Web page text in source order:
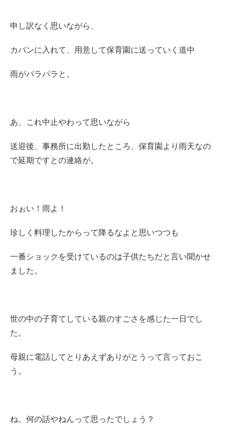
申し訳なく思いながら、
カバンに入れて、用意して保育園に送っていく道中
雨がパラパラと。
あ、これ中止やわって思いながら
送迎後、事務所に出勤したところ、保育園より雨天なの
で延期ですとの連絡が。
おぉい！雨よ！
珍しく料理したからって降るなよと思いつつも
一番ショックを受けているのは子供たちだと言い聞かせ
ました。
世の中の子育てしている親のすごさを感じた一日でし
た。
母親に電話してとりあえずありがとうって言っておこ
う。
ね。何の話やねんって思ったでしょう？